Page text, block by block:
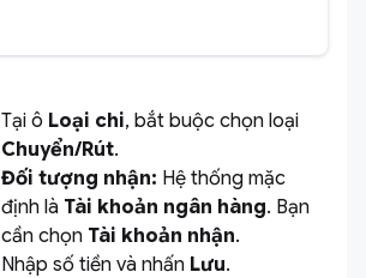
Tại ô Loại chi, bắt buộc chọn loại
Chuyển/Rút.
Đối tượng nhận: Hệ thống mặc
định là Tài khoản ngân hàng. Bạn
cần chọn Tài khoản nhận.
Nhập số tiền và nhấn Lưu.